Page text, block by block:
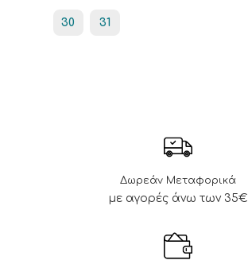
30 31
Δωρεάν Μεταφορικά
με αγορές άνω των 35€